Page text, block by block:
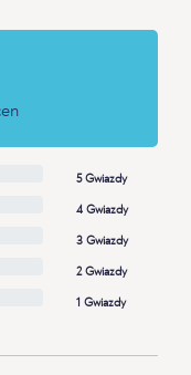
5 Gwiazdy
4 Gwiazdy
3 Gwiazdy
2 Gwiazdy
1 Gwiazdy